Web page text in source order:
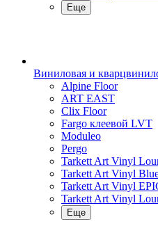
Еще
Виниловая и
Alpine Floor
ART EAST
Clix Floor
Fargo клеевой LVT
Moduleo
Pergo
Tarkett Art Vinyl
Tarkett Art Vinyl
Tarkett Art Vinyl
Tarkett Art Vinyl
Еще